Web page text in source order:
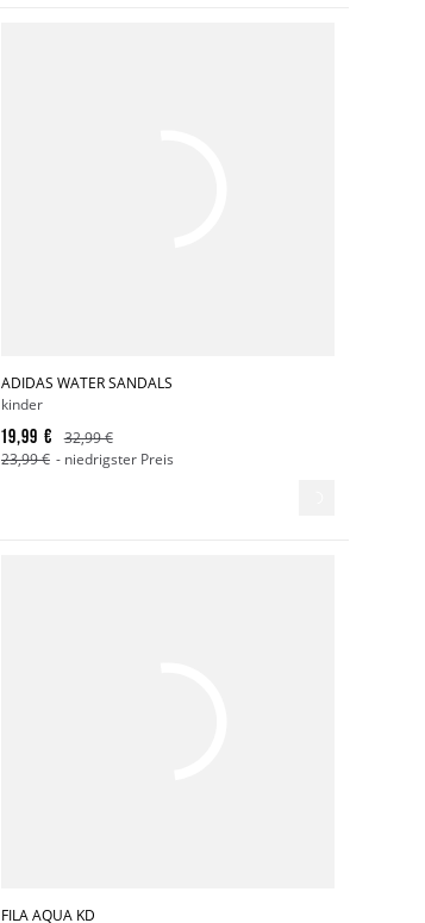
ADIDAS WATER SANDALS
kinder
19,99 €
32,99 €
23,99 € - niedrigster Preis
FILA AQUA KD